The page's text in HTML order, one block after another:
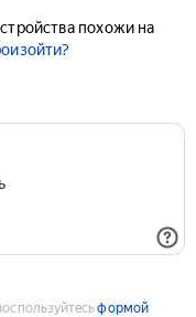
похожи на
формой